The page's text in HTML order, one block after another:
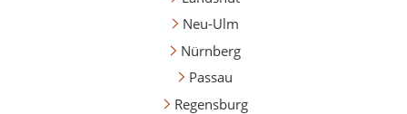
Neu-Ulm
Nürnberg
Passau
Regensburg